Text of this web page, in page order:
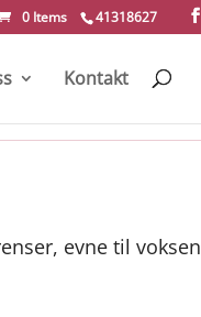
41318627
0 Items
Kontakt
evne til voksen